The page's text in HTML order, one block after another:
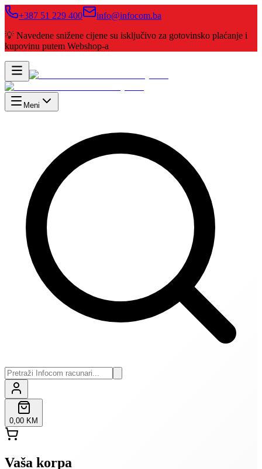
+387 51 229 400
info@infocom.ba
💡 Navedene snižene cijene su isključivo za gotovinsko plaćanje i
kupovinu putem Webshop-a
Meni
0,00 KM
Vaša korpa